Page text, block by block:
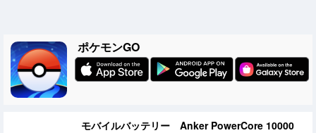
ポケモンGO
モバイルバッテリー Anker PowerCore 10000